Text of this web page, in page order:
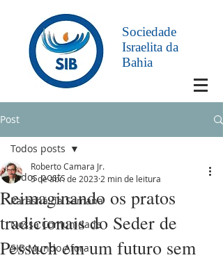
Sociedade
Israelita da
Bahia
Post
Todos posts
Parashá da Semana
Nossa Comunidade
SIB Mundo Afora
Todos posts
Reimaginando os pratos
tradicionais do Seder de
Pessach em um futuro sem
Roberto Camara Jr.
5 de abr. de 2023 2 min de leitura